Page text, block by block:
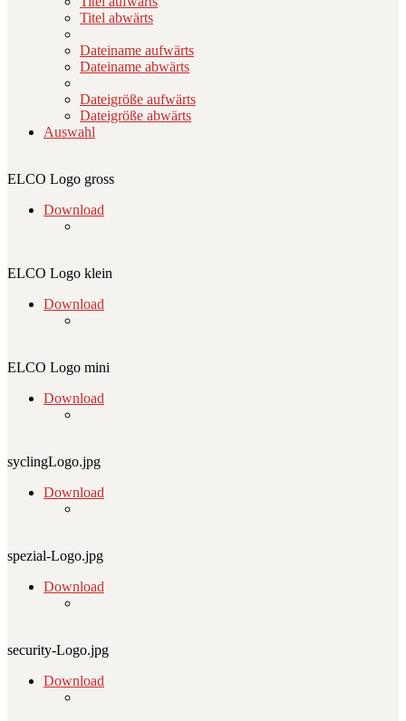
Titel abwärts
Dateiname aufwärts
Dateiname abwärts
Dateigröße aufwärts
Dateigröße abwärts
Auswahl
ELCO Logo gross
Download
ELCO Logo klein
Download
ELCO Logo mini
Download
syclingLogo.jpg
Download
spezial-Logo.jpg
Download
security-Logo.jpg
Download